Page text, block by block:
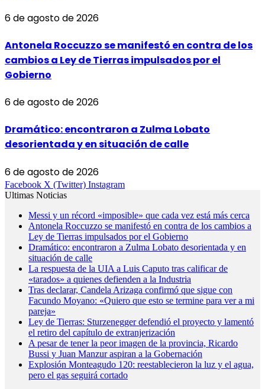
6 de agosto de 2026
Antonela Roccuzzo se manifestó en contra de los
cambios a Ley de Tierras impulsados por el
Gobierno
6 de agosto de 2026
Dramático: encontraron a Zulma Lobato
desorientada y en situación de calle
6 de agosto de 2026
Facebook X (Twitter) Instagram
Ultimas Noticias
Messi y un récord «imposible» que cada vez está más cerca
Antonela Roccuzzo se manifestó en contra de los cambios a
Ley de Tierras impulsados por el Gobierno
Dramático: encontraron a Zulma Lobato desorientada y en
situación de calle
La respuesta de la UIA a Luis Caputo tras calificar de
«tarados» a quienes defienden a la Industria
Tras declarar, Candela Arizaga confirmó que sigue con
Facundo Moyano: «Quiero que esto se termine para ver a mi
pareja»
Ley de Tierras: Sturzenegger defendió el proyecto y lamentó
el retiro del capítulo de extranjerización
A pesar de tener la peor imagen de la provincia, Ricardo
Bussi y Juan Manzur aspiran a la Gobernación
Explosión Monteagudo 120: reestablecieron la luz y el agua,
pero el gas seguirá cortado